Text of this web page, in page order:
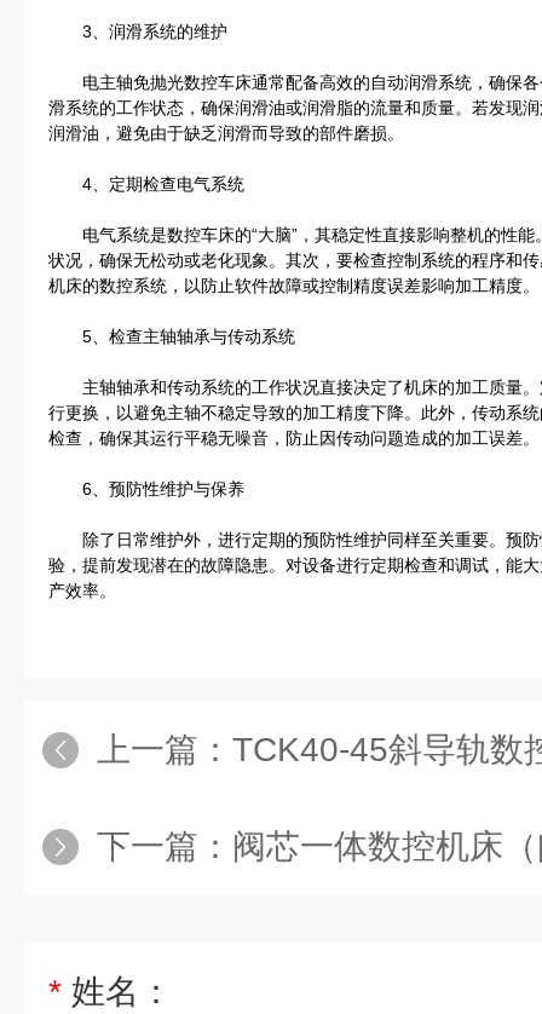
3、润滑系统的维护
电主轴免抛光数控车床通常配备高效的自动润滑系统，确保各
滑系统的工作状态，确保润滑油或润滑脂的流量和质量。若发现
润滑油，避免由于缺乏润滑而导致的部件磨损。
4、定期检查电气系统
电气系统是数控车床的“大脑”，其稳定性直接影响整机的性能
状况，确保无松动或老化现象。其次，要检查控制系统的程序和
机床的数控系统，以防止软件故障或控制精度误差影响加工精度。
5、检查主轴轴承与传动系统
主轴轴承和传动系统的工作状况直接决定了机床的加工质量。
行更换，以避免主轴不稳定导致的加工精度下降。此外，传动系
检查，确保其运行平稳无噪音，防止因传动问题造成的加工误差。
6、预防性维护与保养
除了日常维护外，进行定期的预防性维护同样至关重要。预防
验，提前发现潜在的故障隐患。对设备进行定期检查和调试，能
产效率。
上一篇： TCK40-45斜导轨数
下一篇： 阀芯一体数控机床（阀
* 姓名：